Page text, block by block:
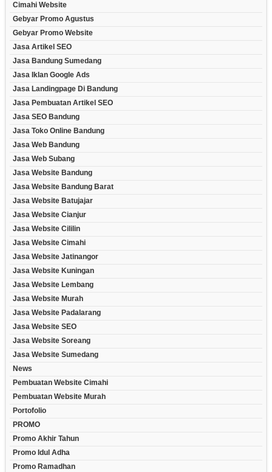
Cimahi Website
Gebyar Promo Agustus
Gebyar Promo Website
Jasa Artikel SEO
Jasa Bandung Sumedang
Jasa Iklan Google Ads
Jasa Landingpage Di Bandung
Jasa Pembuatan Artikel SEO
Jasa SEO Bandung
Jasa Toko Online Bandung
Jasa Web Bandung
Jasa Web Subang
Jasa Website Bandung
Jasa Website Bandung Barat
Jasa Website Batujajar
Jasa Website Cianjur
Jasa Website Cililin
Jasa Website Cimahi
Jasa Website Jatinangor
Jasa Website Kuningan
Jasa Website Lembang
Jasa Website Murah
Jasa Website Padalarang
Jasa Website SEO
Jasa Website Soreang
Jasa Website Sumedang
News
Pembuatan Website Cimahi
Pembuatan Website Murah
Portofolio
PROMO
Promo Akhir Tahun
Promo Idul Adha
Promo Ramadhan